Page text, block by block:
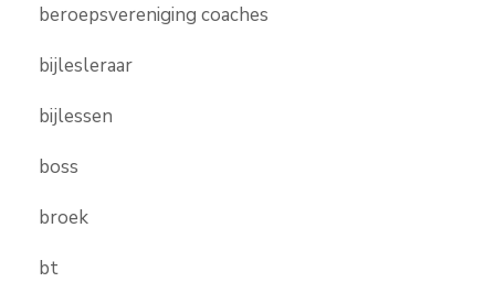
beroepsvereniging coaches
bijlesleraar
bijlessen
boss
broek
bt